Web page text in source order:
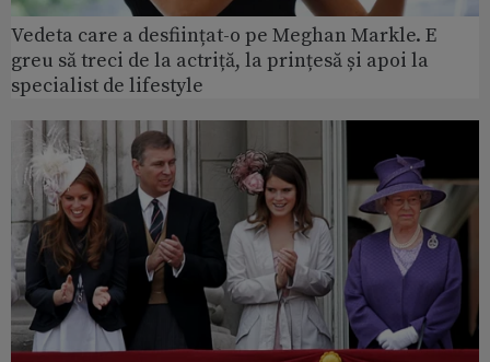
Vedeta care a desființat-o pe Meghan Markle. E
greu să treci de la actriță, la prințesă și apoi la
specialist de lifestyle